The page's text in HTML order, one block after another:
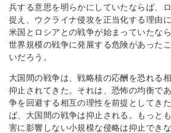
兵する意思を明らかにしていたならば、
捉え、ウクライナ侵攻を正当化する理由
米国とロシアとの戦争が始まっていたな
世界規模の戦争に発展する危険があった
いだろう。
大国間の戦争は、戦略核の応酬を恐れる
抑止されてきた。それは、恐怖の均衡で
争を回避する相互の理性を前提としてき
ば、大国間の戦争は抑止される。もっと
害に影響しない小規模な侵略は抑止でき